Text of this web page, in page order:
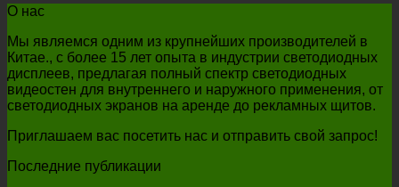
О нас
Мы являемся одним из крупнейших производителей в
Китае., с более 15 лет опыта в индустрии светодиодных
дисплеев, предлагая полный спектр светодиодных
видеостен для внутреннего и наружного применения, от
светодиодных экранов на аренде до рекламных щитов.
Приглашаем вас посетить нас и отправить свой запрос!
Последние публикации